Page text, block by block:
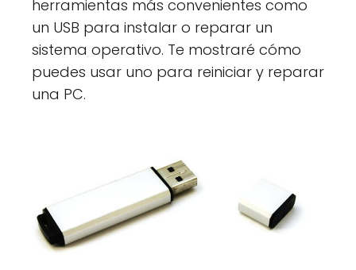
herramientas más convenientes como
un USB para instalar o reparar un
sistema operativo. Te mostraré cómo
puedes usar uno para reiniciar y reparar
una PC.